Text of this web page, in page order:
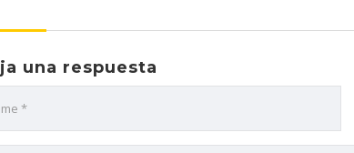
una respuesta